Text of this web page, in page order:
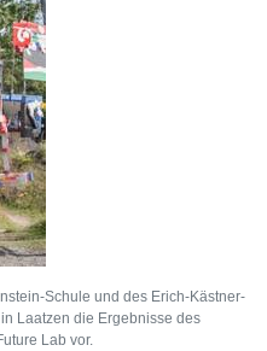
Schule und des Erich-Kästner-
Laatzen die Ergebnisse des
Lab vor.